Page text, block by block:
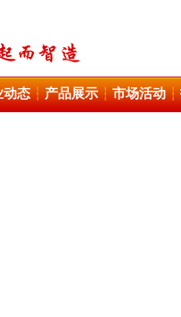
动态┆产品展示┆市场活动┆